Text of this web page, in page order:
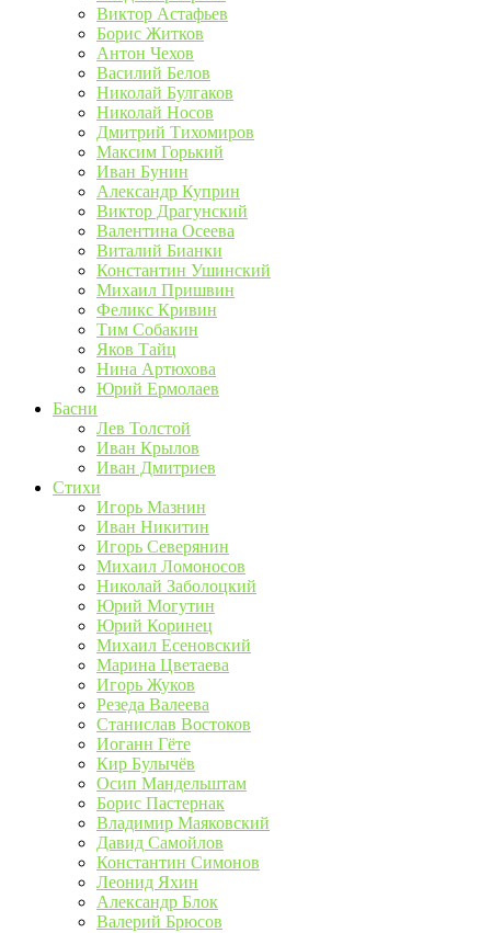
Виктор Астафьев
Борис Житков
Антон Чехов
Василий Белов
Николай Булгаков
Николай Носов
Дмитрий Тихомиров
Максим Горький
Иван Бунин
Александр Куприн
Виктор Драгунский
Валентина Осеева
Виталий Бианки
Константин Ушинский
Михаил Пришвин
Феликс Кривин
Тим Собакин
Яков Тайц
Нина Артюхова
Юрий Ермолаев
Басни
Лев Толстой
Иван Крылов
Иван Дмитриев
Стихи
Игорь Мазнин
Иван Никитин
Игорь Северянин
Михаил Ломоносов
Николай Заболоцкий
Юрий Могутин
Юрий Коринец
Михаил Есеновский
Марина Цветаева
Игорь Жуков
Резеда Валеева
Станислав Востоков
Иоганн Гёте
Кир Булычёв
Осип Мандельштам
Борис Пастернак
Владимир Маяковский
Давид Самойлов
Константин Симонов
Леонид Яхин
Александр Блок
Валерий Брюсов